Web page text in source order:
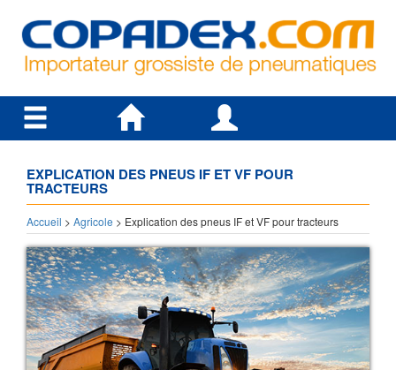
EXPLICATION DES PNEUS IF ET VF POUR
TRACTEURS
Accueil > Agricole > Explication des pneus IF et VF pour tracteurs